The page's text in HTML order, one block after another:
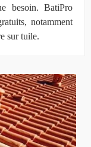
besoin. BatiPro
notamment
sur tuile.